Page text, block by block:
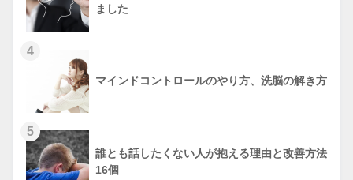
ました
4
マインドコントロールのやり方、洗脳の解き方
5
誰とも話したくない人が抱える理由と改善方法
16個